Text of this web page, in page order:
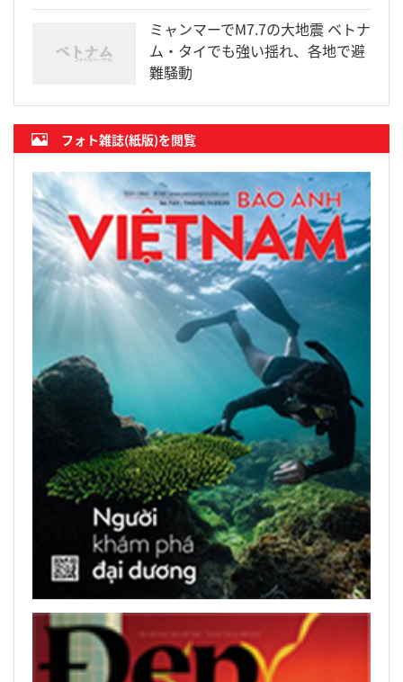
ミャンマーでM7.7の大地震 ベトナ
ム・タイでも強い揺れ、各地で避
難騒動
フォト雑誌(紙版)を閲覧